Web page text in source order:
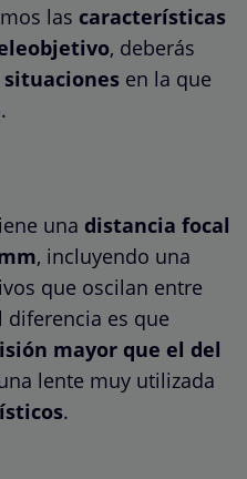
las características
, deberás
en la que
una distancia focal
, incluyendo una
que oscilan entre
diferencia es que
mayor que el del
lente muy utilizada
.